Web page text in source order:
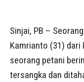
Sinjai, PB –
Kamrianto (31) dari
seorang petani
tersangka dan